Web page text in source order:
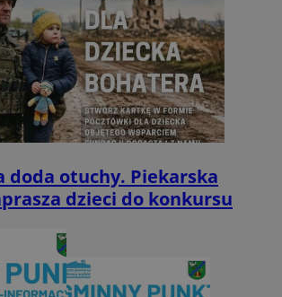
doda otuchy. Piekarska
dzieci do konkursu